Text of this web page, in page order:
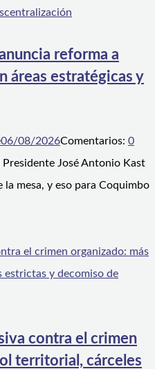
reforma a
áreas estratégicas y
06/08/2026Comentarios: 0
José Antonio Kast
mesa, y eso para Coquimbo
contra el crimen
territorial, cárceles